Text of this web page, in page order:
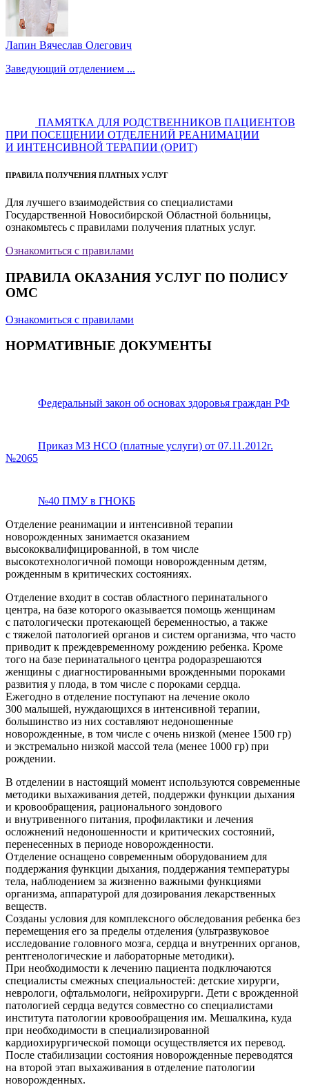
Лапин Вячеслав Олегович
Заведующий отделением ...
ПАМЯТКА ДЛЯ РОДСТВЕННИКОВ ПАЦИЕНТОВ
ПРИ ПОСЕЩЕНИИ ОТДЕЛЕНИЙ РЕАНИМАЦИИ
И ИНТЕНСИВНОЙ ТЕРАПИИ (ОРИТ)
ПРАВИЛА ПОЛУЧЕНИЯ ПЛАТНЫХ УСЛУГ
Для лучшего взаимодействия со специалистами
Государственной Новосибирской Областной больницы,
ознакомьтесь с правилами получения платных услуг.
Ознакомиться с правилами
ПРАВИЛА ОКАЗАНИЯ УСЛУГ ПО ПОЛИСУ
ОМС
Ознакомиться с правилами
НОРМАТИВНЫЕ ДОКУМЕНТЫ
Федеральный закон об основах здоровья граждан РФ
Приказ МЗ НСО (платные услуги) от 07.11.2012г.
№2065
№40 ПМУ в ГНОКБ
Отделение реанимации и интенсивной терапии
новорожденных занимается оказанием
высококвалифицированной, в том числе
высокотехнологичной помощи новорожденным детям,
рожденным в критических состояниях.
Отделение входит в состав областного перинатального
центра, на базе которого оказывается помощь женщинам
с патологически протекающей беременностью, а также
с тяжелой патологией органов и систем организма, что часто
приводит к преждевременному рождению ребенка. Кроме
того на базе перинатального центра родоразрешаются
женщины с диагностированными врожденными пороками
развития у плода, в том числе с пороками сердца.
Ежегодно в отделение поступают на лечение около
300 малышей, нуждающихся в интенсивной терапии,
большинство из них составляют недоношенные
новорожденные, в том числе с очень низкой (менее 1500 гр)
и экстремально низкой массой тела (менее 1000 гр) при
рождении.
В отделении в настоящий момент используются современные
методики выхаживания детей, поддержки функции дыхания
и кровообращения, рационального зондового
и внутривенного питания, профилактики и лечения
осложнений недоношенности и критических состояний,
перенесенных в периоде новорожденности.
Отделение оснащено современным оборудованием для
поддержания функции дыхания, поддержания температуры
тела, наблюдением за жизненно важными функциями
организма, аппаратурой для дозирования лекарственных
веществ.
Созданы условия для комплексного обследования ребенка без
перемещения его за пределы отделения (ультразвуковое
исследование головного мозга, сердца и внутренних органов,
рентгенологические и лабораторные методики).
При необходимости к лечению пациента подключаются
специалисты смежных специальностей: детские хирурги,
неврологи, офтальмологи, нейрохирурги. Дети с врожденной
патологией сердца ведутся совместно со специалистами
института патологии кровообращения им. Мешалкина, куда
при необходимости в специализированной
кардиохирургической помощи осуществляется их перевод.
После стабилизации состояния новорожденные переводятся
на второй этап выхаживания в отделение патологии
новорожденных.